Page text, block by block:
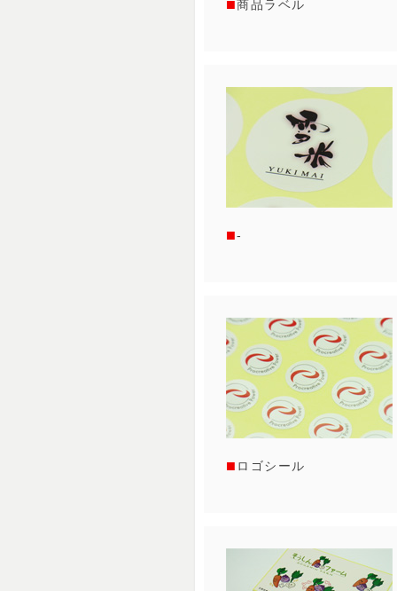
商品ラベル
-
ロゴシール